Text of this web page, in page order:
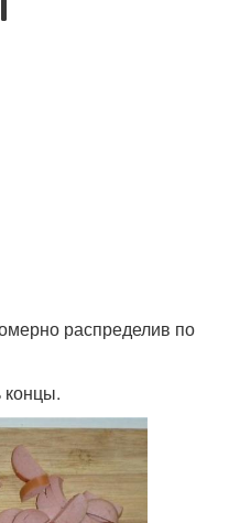
распределив по
концы.